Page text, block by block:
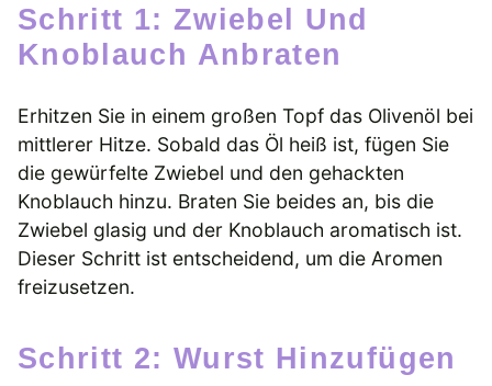
Schritt 1: Zwiebel Und
Knoblauch Anbraten
Erhitzen Sie in einem großen Topf das Olivenöl bei
mittlerer Hitze. Sobald das Öl heiß ist, fügen Sie
die gewürfelte Zwiebel und den gehackten
Knoblauch hinzu. Braten Sie beides an, bis die
Zwiebel glasig und der Knoblauch aromatisch ist.
Dieser Schritt ist entscheidend, um die Aromen
freizusetzen.
Schritt 2: Wurst Hinzufügen